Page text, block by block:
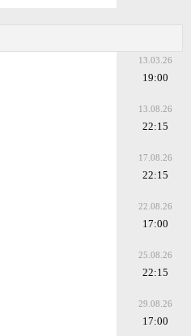
13.03.26
19:00
13.08.26
22:15
17.08.26
22:15
22.08.26
17:00
25.08.26
22:15
29.08.26
17:00